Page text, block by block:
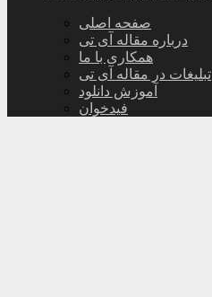
صفحه اصلی
درباره مقاله آی تی
همکاری با ما
تبلیغات در مقاله آی تی
آموزش دانلود
فیدخوان